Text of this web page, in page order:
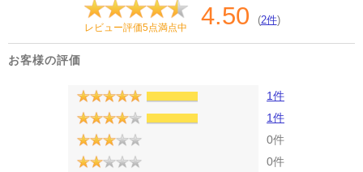
レビュー評価5点満点中 4.50 (2件)
お客様の評価
1件
1件
0件
0件